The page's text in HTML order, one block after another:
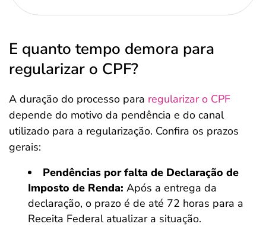
E quanto tempo demora para
regularizar o CPF?
A duração do processo para regularizar o CPF
depende do motivo da pendência e do canal
utilizado para a regularização. Confira os prazos
gerais:
Pendências por falta de Declaração de
Imposto de Renda: Após a entrega da
declaração, o prazo é de até 72 horas para a
Receita Federal atualizar a situação.